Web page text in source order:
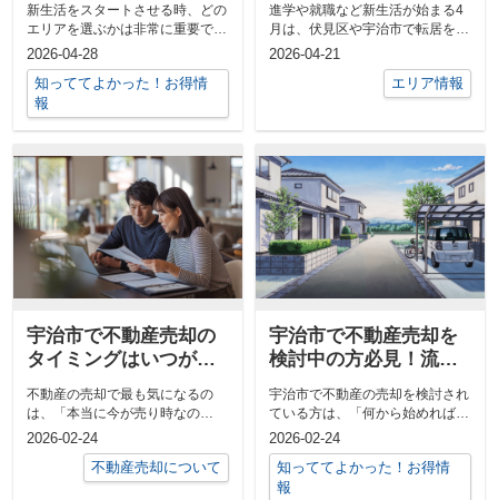
イントをご紹介
新生活をスタートさせる時、どの
エリアを選ぶかは非常に重要で
す。特に単身での引越しとなる
と、住みやす...
2026-04-28
知っててよかった！お得情
報
とめて解説
進学や就職など新生活が始まる4
月は、伏見区や宇治市で転居を予
定されている方が多くなる時期で
2026-04-21
エリア情報
宇治市で不動産売却の
タイミングはいつが良
の流れを解説
不動産の売却で最も気になるの
は、「本当に今が売り時なの
か？」という点ではないでしょう
か。特に宇治市...
2026-02-24
不動産売却について
宇治市で不動産売却を
検討中の方必見！流れ
とめました
宇治市で不動産の売却を検討され
ている方は、「何から始めればよ
いのか」「どのくらい時間がかか
るのか」...
2026-02-24
知っててよかった！お得情
報